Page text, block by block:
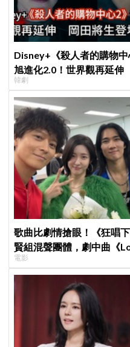
Disney+《殺人者的購物
旭進化2.0！世界觀再延
登場竟殺了「他」
韓劇
歌曲比劇情搶眼！《狂唱
賢組混聲團體，劇中曲《
電影